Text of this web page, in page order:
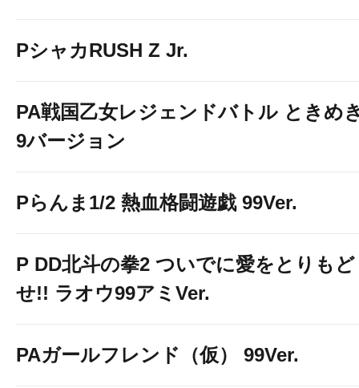
PシャカRUSH Z Jr.
PA戦国乙女レジェンドバトル ときめ
9バージョン
Pらんま1/2 熱血格闘遊戯 99Ver.
P DD北斗の拳2 ついでに愛をとりもど
せ!! ラオウ99アミVer.
PAガールフレンド（仮） 99Ver.